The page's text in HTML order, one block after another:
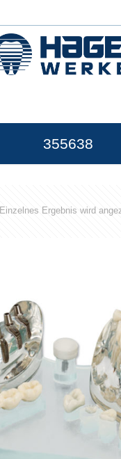
355638
Einzelnes Ergebnis wird